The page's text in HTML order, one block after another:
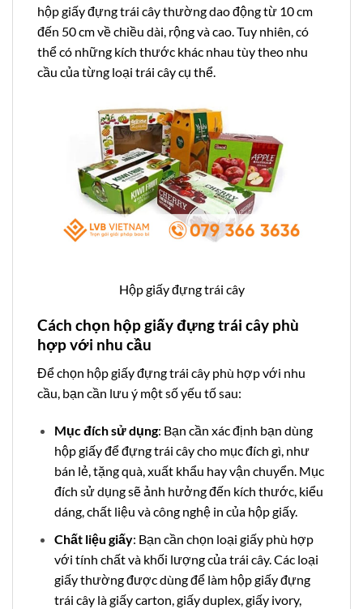
hộp giấy đựng trái cây thường dao động từ 10 cm
đến 50 cm về chiều dài, rộng và cao. Tuy nhiên, có
thể có những kích thước khác nhau tùy theo nhu
cầu của từng loại trái cây cụ thể.
Hộp giấy đựng trái cây
Cách chọn hộp giấy đựng trái cây phù
hợp với nhu cầu
Để chọn hộp giấy đựng trái cây phù hợp với nhu
cầu, bạn cần lưu ý một số yếu tố sau:
Mục đích sử dụng: Bạn cần xác định bạn dùng
hộp giấy để đựng trái cây cho mục đích gì, như
bán lẻ, tặng quà, xuất khẩu hay vận chuyển. Mục
đích sử dụng sẽ ảnh hưởng đến kích thước, kiểu
dáng, chất liệu và công nghệ in của hộp giấy.
Chất liệu giấy: Bạn cần chọn loại giấy phù hợp
với tính chất và khối lượng của trái cây.Các loại
giấy thường được dùng để làm hộp giấy đựng
trái cây là giấy carton, giấy duplex, giấy ivory,